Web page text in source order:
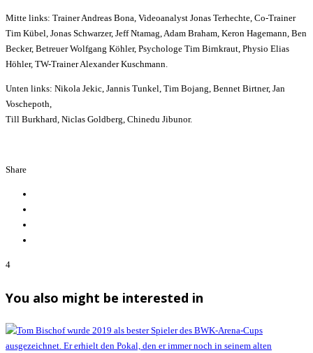
Mitte links: Trainer Andreas Bona, Videoanalyst Jonas Terhechte, Co-Trainer
Tim Kübel, Jonas Schwarzer, Jeff Ntamag, Adam Braham, Keron Hagemann, Ben
Becker, Betreuer Wolfgang Köhler, Psychologe Tim Birnkraut, Physio Elias
Höhler, TW-Trainer Alexander Kuschmann.
Unten links: Nikola Jekic, Jannis Tunkel, Tim Bojang, Bennet Birtner, Jan
Voschepoth,
Till Burkhard, Niclas Goldberg, Chinedu Jibunor.
Share
4
You also might be interested in